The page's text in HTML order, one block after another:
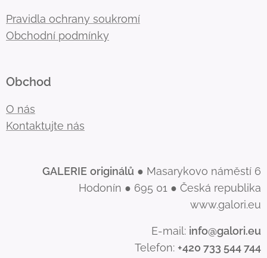
Pravidla ochrany soukromí
Obchodní podmínky
Obchod
O nás
Kontaktujte nás
GALERIE originálů ● Masarykovo náměstí 6
Hodonín ● 695 01 ● Česká republika
www.galori.eu
E-mail: info@galori.eu
Telefon: +420 733 544 744